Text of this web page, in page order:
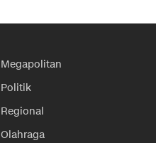
Megapolitan
Politik
Regional
Olahraga